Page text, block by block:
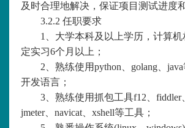
及时合理地解决，保证项目测试进度
3.2.2 任职要求
1、大学本科及以上学历，计算
定实习6个月以上；
2、熟练使用python、golang、
开发语言；
3、熟练使用抓包工具f12、fiddler
jmeter、navicat、xshell等工具；